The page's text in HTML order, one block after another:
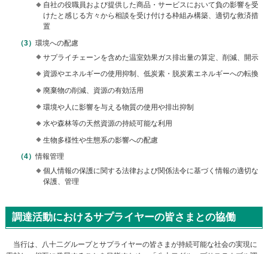
自社の役職員および提供した商品・サービスにおいて負の影響を受
けたと感じる方々から相談を受け付ける枠組み構築、適切な救済措
置
環境への配慮
サプライチェーンを含めた温室効果ガス排出量の算定、削減、開示
資源やエネルギーの使用抑制、低炭素・脱炭素エネルギーへの転換
廃棄物の削減、資源の有効活用
環境や人に影響を与える物質の使用や排出抑制
水や森林等の天然資源の持続可能な利用
生物多様性や生態系の影響への配慮
情報管理
個人情報の保護に関する法律および関係法令に基づく情報の適切な
保護、管理
調達活動におけるサプライヤーの皆さまとの協働
当行は、八十二グループとサプライヤーの皆さまが持続可能な社会の実現に